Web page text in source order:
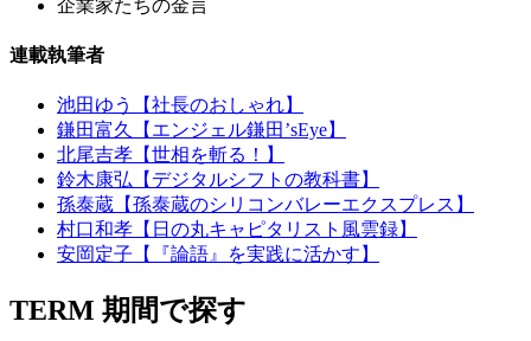
企業家たちの金言
連載執筆者
池田ゆう【社長のおしゃれ】
鎌田富久【エンジェル鎌田’sEye】
北尾吉孝【世相を斬る！】
鈴木康弘【デジタルシフトの教科書】
孫泰蔵【孫泰蔵のシリコンバレーエクスプレス】
村口和孝【日の丸キャピタリスト風雲録】
安岡定子【『論語』を実践に活かす】
TERM 期間で探す